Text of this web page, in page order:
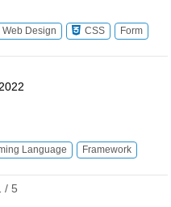
Design CSS Form
Language Framework
/ 5